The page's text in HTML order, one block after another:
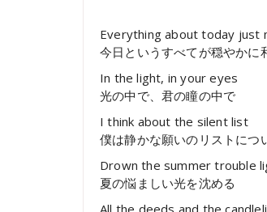
Everything about today just
今日というすべてが穏やかに
In the light, in your eyes
光の中で、君の瞳の中で
I think about the silent list
僕は静かな願いのリストにつ
Drown the summer trouble
夏の悩ましい光を沈める